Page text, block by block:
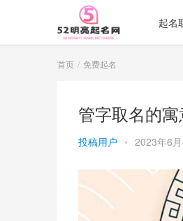
起名
首页 免费起名
管字取名的
投稿用户 • 2023年6